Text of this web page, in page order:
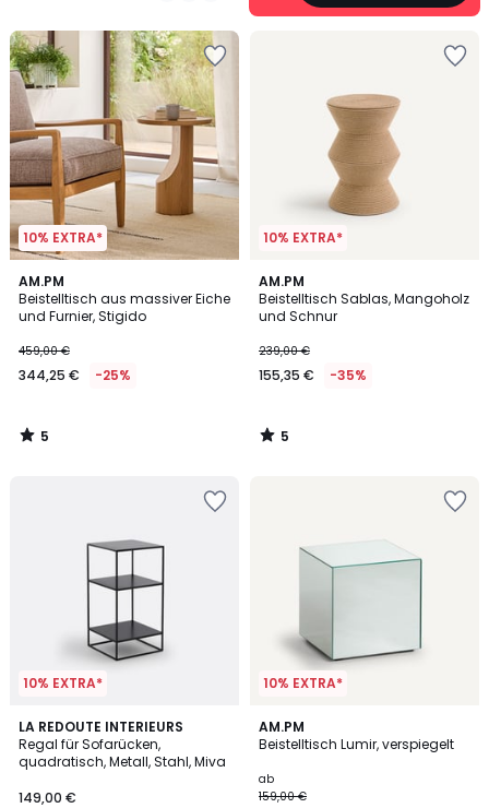
10% EXTRA*
AM.PM
Beistelltisch aus massiver Eiche
und Furnier, Stigido
459,00 €
344,25 € -25%
5
/
5
5
/
10% EXTRA*
AM.PM
Beistelltisch Sablas, Mangoholz
und Schnur
239,00 €
155,35 € -35%
5
/
5
5
/
10% EXTRA*
LA REDOUTE INTERIEURS
Regal für Sofarücken,
quadratisch, Metall, Stahl, Miva
149,00 €
4,7
/ 5
10% EXTRA*
AM.PM
Beistelltisch Lumir, verspiegelt
ab
159,00 €
4,8
/ 5
2
Farben